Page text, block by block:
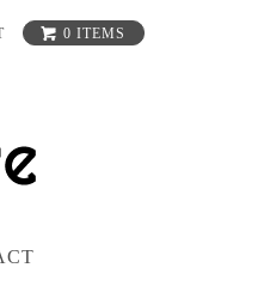
0 ITEMS